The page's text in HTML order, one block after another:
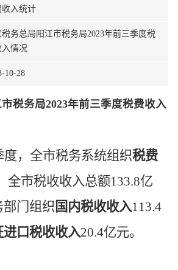
收入统计
税务总局阳江市税务局2023年前三季度税
入情况
10-28
税务局2023年前三季度税费收入
，全市税务系统组织税费
全市税收收入总额133.8亿
门组织 国内税收收入113.4
进口税收收入20.4亿元。